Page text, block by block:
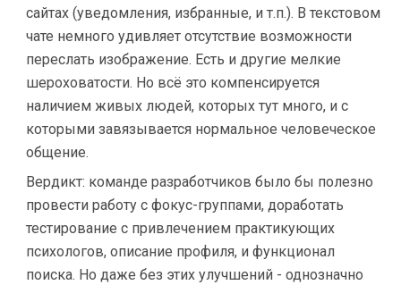
сайтах (уведомления, избранные, и т.п.). В текстовом
чате немного удивляет отсутствие возможности
переслать изображение. Есть и другие мелкие
шероховатости. Но всё это компенсируется
наличием живых людей, которых тут много, и с
которыми завязывается нормальное человеческое
общение.
Вердикт: команде разработчиков было бы полезно
провести работу с фокус-группами, доработать
тестирование с привлечением практикующих
психологов, описание профиля, и функционал
поиска. Но даже без этих улучшений - однозначно